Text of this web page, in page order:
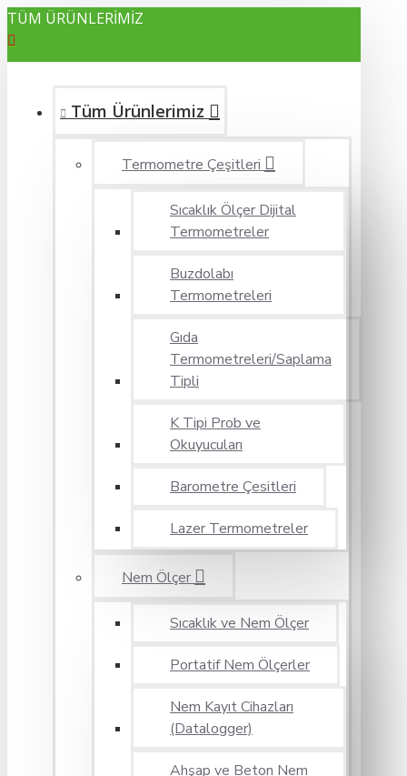
TÜM ÜRÜNLERİMİZ
Tüm Ürünlerimiz
Termometre Çeşitleri
Sıcaklık Ölçer Dijital
Termometreler
Buzdolabı
Termometreleri
Gıda
Termometreleri/Saplama
Tipli
K Tipi Prob ve
Okuyucuları
Barometre Çesitleri
Lazer Termometreler
Nem Ölçer
Sıcaklık ve Nem Ölçer
Portatif Nem Ölçerler
Nem Kayıt Cihazları
(Datalogger)
Ahşap ve Beton Nem